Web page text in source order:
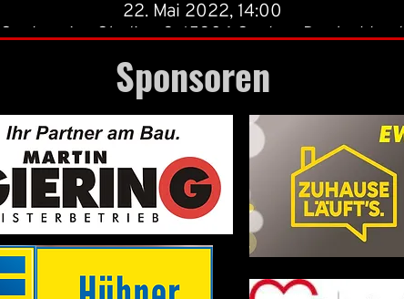
22. Mai 2022, 14:00
Seelow, Am Stadion 3, 15306 Seelow, Deutschland
Sponsoren